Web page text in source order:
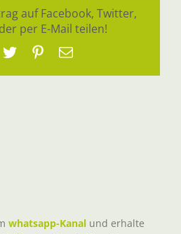
auf Facebook, Twitter,
per E-Mail teilen!
TwitterPinterest
E-
whatsapp-Kanal und erhalte